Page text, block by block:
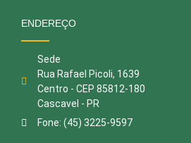
ENDEREÇO
Sede
Rua Rafael Picoli, 1639
Centro - CEP 85812-180
Cascavel - PR
Fone: (45) 3225-9597